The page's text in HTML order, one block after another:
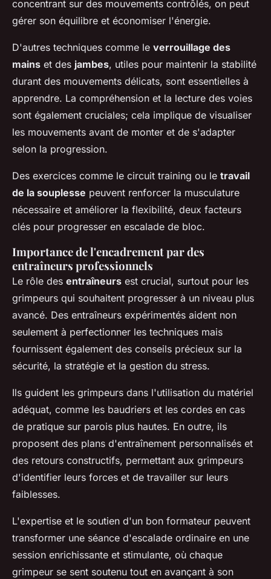
concentrant sur des mouvements contrôlés, on peut
gérer son équilibre et économiser l'énergie.
D'autres techniques comme le verrouillage des
mains et des jambes, utiles pour maintenir la stabilité
durant des mouvements délicats, sont essentielles à
apprendre. La compréhension et la lecture des voies
sont également cruciales; cela implique de visualiser
les mouvements avant de monter et de s'adapter
selon la progression.
Des exercices comme le circuit training ou le travail
de la souplesse peuvent renforcer la musculature
nécessaire et améliorer la flexibilité, deux facteurs
clés pour progresser en escalade de bloc.
Importance de l'encadrement par des
entraîneurs professionnels
Le rôle des entraîneurs est crucial, surtout pour les
grimpeurs qui souhaitent progresser à un niveau plus
avancé. Des entraîneurs expérimentés aident non
seulement à perfectionner les techniques mais
fournissent également des conseils précieux sur la
sécurité, la stratégie et la gestion du stress.
Ils guident les grimpeurs dans l'utilisation du matériel
adéquat, comme les baudriers et les cordes en cas
de pratique sur parois plus hautes. En outre, ils
proposent des plans d'entraînement personnalisés et
des retours constructifs, permettant aux grimpeurs
d'identifier leurs forces et de travailler sur leurs
faiblesses.
L'expertise et le soutien d'un bon formateur peuvent
transformer une séance d'escalade ordinaire en une
session enrichissante et stimulante, où chaque
grimpeur se sent soutenu tout en avançant à son